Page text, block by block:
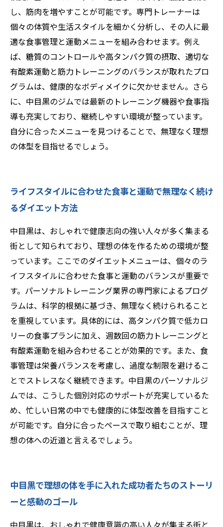
し、筋肉を増やすことが可能です。専門トレーナーは
個々の体質や生活スタイルを細かく分析し、その人に最
適な食事管理と運動メニューを組み合わせます。例え
ば、糖質のコントロールや高タンパク質の摂取、適切な
有酸素運動と筋力トレーニングのバランスが取れたプロ
グラムは、健康的なボディメイクに欠かせません。さら
に、中目黒のジムでは最新のトレーニング機器や食事指
導も充実しており、継続しやすい環境が整っています。
自分に合ったメニューを見つけることで、無理なく理想
の体型を目指せるでしょう。
ライフスタイルに合わせた食事と運動で無理なく続け
るダイエット方法
中目黒は、おしゃれで健康志向の強い人々が多く集まる
街として知られており、理想の体を作るための環境が整
っています。ここでのダイエットメニューは、個々のラ
イフスタイルに合わせた食事と運動のバランスが重要で
す。パーソナルトレーニング業界の専門家によるプログ
ラムは、科学的根拠に基づき、無理なく続けられること
を重視しています。具体的には、高タンパク質で低カロ
リーの食事プランに加え、週数回の筋力トレーニングと
有酸素運動を組み合わせることが効果的です。また、食
事管理は栄養バランスを考慮し、過度な制限を避けるこ
とでストレスなく継続できます。中目黒のパーソナルジ
ムでは、こうした個別対応のサポートが充実しているた
め、忙しい日常の中でも健康的に体型改善を目指すこと
が可能です。自分に合ったペースで取り組むことが、理
想の体への近道と言えるでしょう。
中目黒で理想の体を手に入れた成功者たちのストーリ
ーと感動のゴール